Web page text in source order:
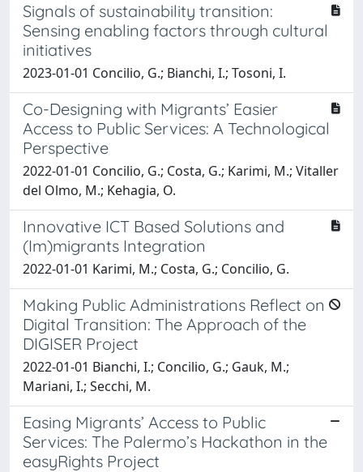
Signals of sustainability transition:
Sensing enabling factors through cultural
initiatives
2023-01-01 Concilio, G.; Bianchi, I.; Tosoni, I.
Co-Designing with Migrants’ Easier
Access to Public Services: A Technological
Perspective
2022-01-01 Concilio, G.; Costa, G.; Karimi, M.; Vitaller
del Olmo, M.; Kehagia, O.
Innovative ICT Based Solutions and
(Im)migrants Integration
2022-01-01 Karimi, M.; Costa, G.; Concilio, G.
Making Public Administrations Reflect on
Digital Transition: The Approach of the
DIGISER Project
2022-01-01 Bianchi, I.; Concilio, G.; Gauk, M.;
Mariani, I.; Secchi, M.
Easing Migrants’ Access to Public
Services: The Palermo’s Hackathon in the
easyRights Project